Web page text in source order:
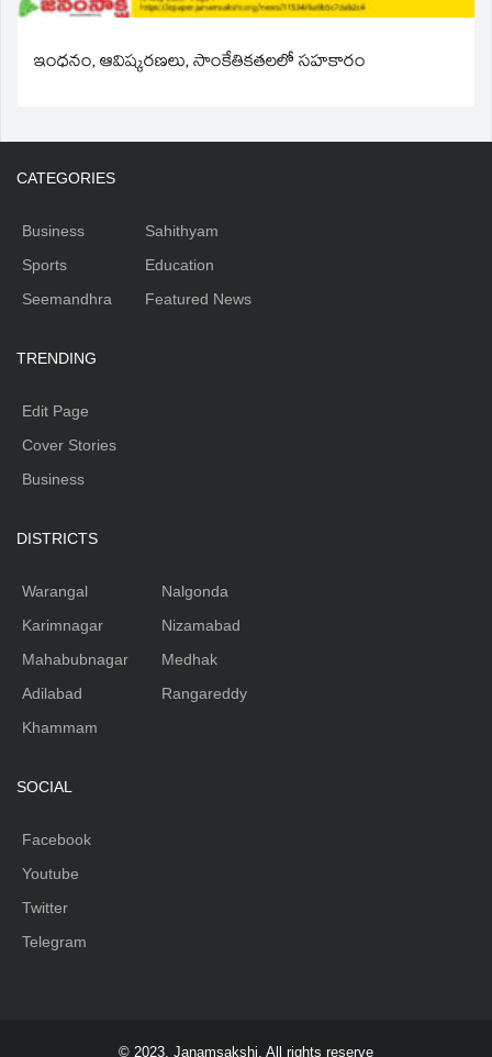
ఇంధనం, ఆవిష్కరణలు, సాంకేతికతలలో సహకారం
CATEGORIES
Business
Sports
Seemandhra
Sahithyam
Education
Featured News
TRENDING
Edit Page
Cover Stories
Business
DISTRICTS
Warangal
Karimnagar
Mahabubnagar
Adilabad
Khammam
Nalgonda
Nizamabad
Medhak
Rangareddy
SOCIAL
Facebook
Youtube
Twitter
Telegram
© 2023, Janamsakshi. All rights reserve